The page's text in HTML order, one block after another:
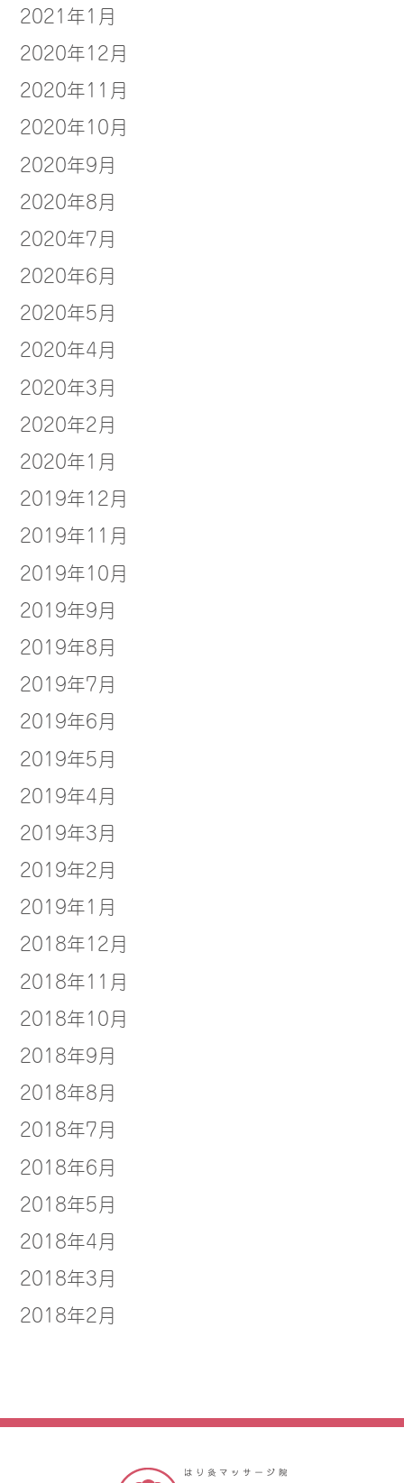
2021年1月
2020年12月
2020年11月
2020年10月
2020年9月
2020年8月
2020年7月
2020年6月
2020年5月
2020年4月
2020年3月
2020年2月
2020年1月
2019年12月
2019年11月
2019年10月
2019年9月
2019年8月
2019年7月
2019年6月
2019年5月
2019年4月
2019年3月
2019年2月
2019年1月
2018年12月
2018年11月
2018年10月
2018年9月
2018年8月
2018年7月
2018年6月
2018年5月
2018年4月
2018年3月
2018年2月